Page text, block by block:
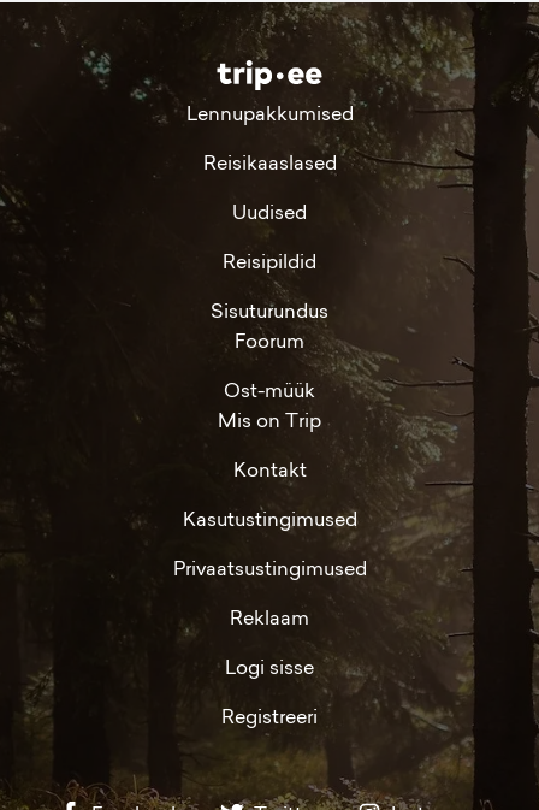
Lennupakkumised
Reisikaaslased
Uudised
Reisipildid
Sisuturundus
Foorum
Ost-müük
Mis on Trip
Kontakt
Kasutustingimused
Privaatsustingimused
Reklaam
Logi sisse
Registreeri